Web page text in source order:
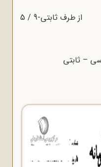
- مقدم
از طرف ثابتی-9 / 5
– ثابتی